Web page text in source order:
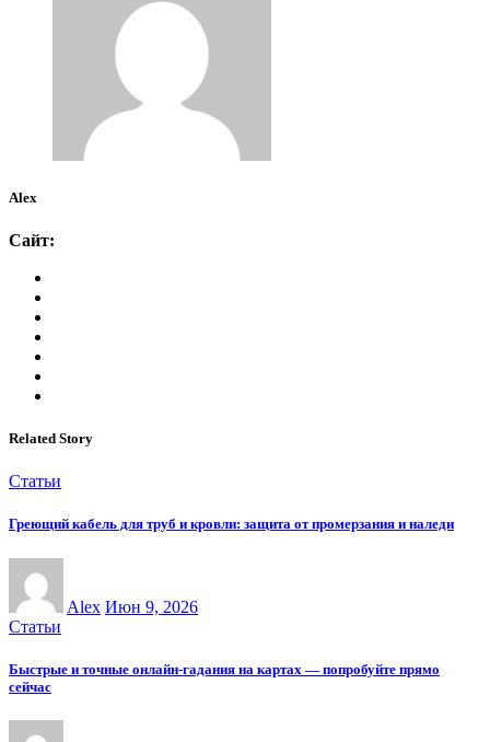
Alex
Сайт:
Related Story
Статьи
Греющий кабель для труб и кровли: защита от промерзания и наледи
Alex Июн 9, 2026
Статьи
Быстрые и точные онлайн-гадания на картах — попробуйте прямо
сейчас